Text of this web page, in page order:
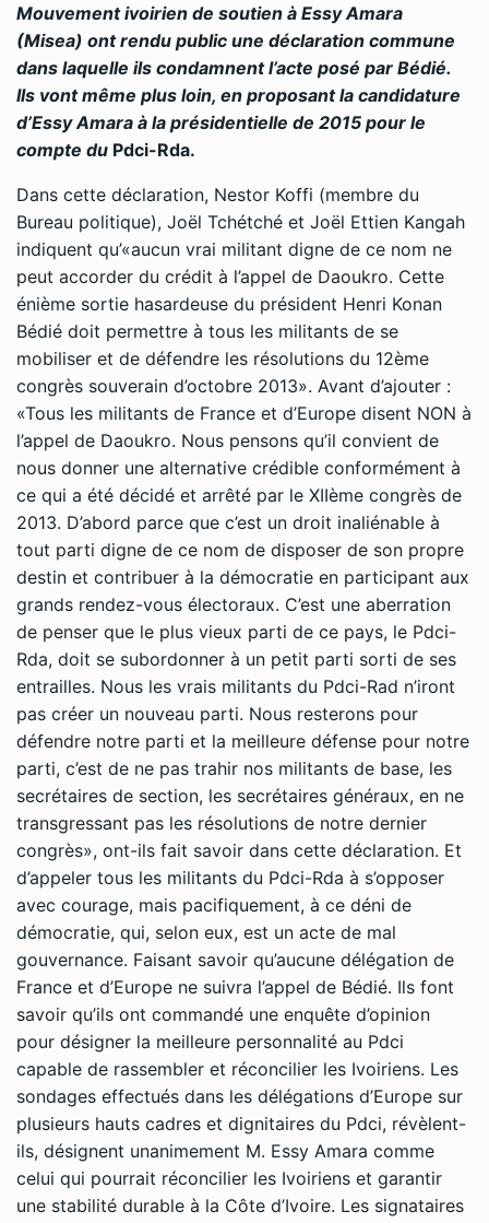
Mouvement ivoirien de soutien à Essy Amara
(Misea) ont rendu public une déclaration commune
dans laquelle ils condamnent l’acte posé par Bédié.
Ils vont même plus loin, en proposant la candidature
d’Essy Amara à la présidentielle de 2015 pour le
compte du Pdci-Rda.
Dans cette déclaration, Nestor Koffi (membre du
Bureau politique), Joël Tchétché et Joël Ettien Kangah
indiquent qu’«aucun vrai militant digne de ce nom ne
peut accorder du crédit à l’appel de Daoukro. Cette
énième sortie hasardeuse du président Henri Konan
Bédié doit permettre à tous les militants de se
mobiliser et de défendre les résolutions du 12ème
congrès souverain d’octobre 2013». Avant d’ajouter :
«Tous les militants de France et d’Europe disent NON à
l’appel de Daoukro. Nous pensons qu’il convient de
nous donner une alternative crédible conformément à
ce qui a été décidé et arrêté par le XIIème congrès de
2013. D’abord parce que c’est un droit inaliénable à
tout parti digne de ce nom de disposer de son propre
destin et contribuer à la démocratie en participant aux
grands rendez-vous électoraux. C’est une aberration
de penser que le plus vieux parti de ce pays, le Pdci-
Rda, doit se subordonner à un petit parti sorti de ses
entrailles. Nous les vrais militants du Pdci-Rad n’iront
pas créer un nouveau parti. Nous resterons pour
défendre notre parti et la meilleure défense pour notre
parti, c’est de ne pas trahir nos militants de base, les
secrétaires de section, les secrétaires généraux, en ne
transgressant pas les résolutions de notre dernier
congrès», ont-ils fait savoir dans cette déclaration. Et
d’appeler tous les militants du Pdci-Rda à s’opposer
avec courage, mais pacifiquement, à ce déni de
démocratie, qui, selon eux, est un acte de mal
gouvernance. Faisant savoir qu’aucune délégation de
France et d’Europe ne suivra l’appel de Bédié. Ils font
savoir qu’ils ont commandé une enquête d’opinion
pour désigner la meilleure personnalité au Pdci
capable de rassembler et réconcilier les Ivoiriens. Les
sondages effectués dans les délégations d’Europe sur
plusieurs hauts cadres et dignitaires du Pdci, révèlent-
ils, désignent unanimement M. Essy Amara comme
celui qui pourrait réconcilier les Ivoiriens et garantir
une stabilité durable à la Côte d’Ivoire. Les signataires